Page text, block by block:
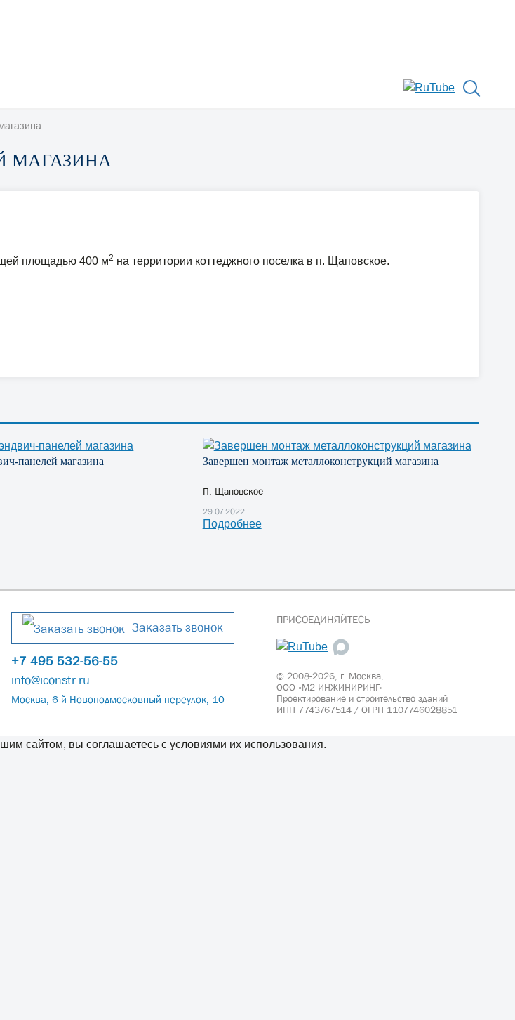
МАГАЗИНА
площадью 400 м2 на территории коттеджного поселка в п. Щаповское.
панелей магазина Завершен монтаж металлоконструкций магазина
П. Щаповское
29.07.2022
Подробнее
Заказать звонок
+7 495 532-56-55
info@iconstr.ru
Москва, 6-й Новоподмосковный переулок, 10
ПРИСОЕДИНЯЙТЕСЬ
© 2008-2026, г. Москва,
ООО «М2 ИНЖИНИРИНГ» --
Проектирование и строительство зданий
ИНН 7743767514 / ОГРН 1107746028851
сайтом, вы соглашаетесь с условиями их использования.